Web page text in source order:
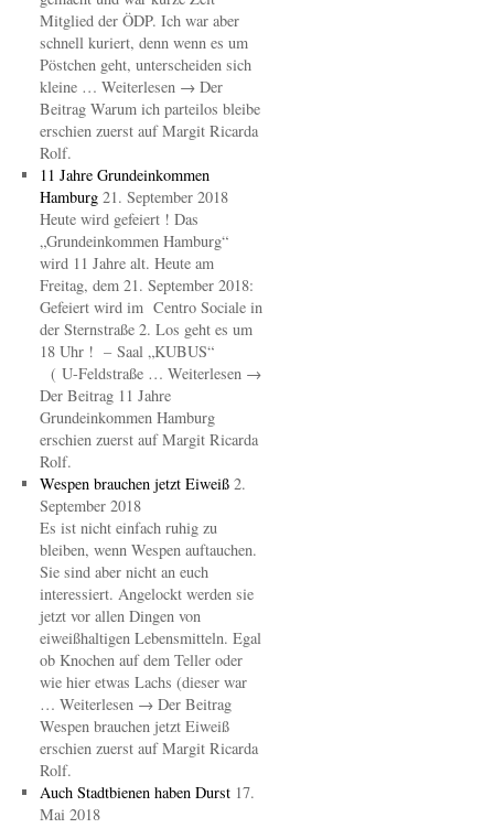
Mitglied der ÖDP. Ich war aber
schnell kuriert, denn wenn es um
Pöstchen geht, unterscheiden sich
kleine … Weiterlesen → Der
Beitrag Warum ich parteilos bleibe
erschien zuerst auf Margit Ricarda
Rolf.
11 Jahre Grundeinkommen
Hamburg 21. September 2018
Heute wird gefeiert ! Das
„Grundeinkommen Hamburg“
wird 11 Jahre alt. Heute am
Freitag, dem 21. September 2018:
Gefeiert wird im Centro Sociale in
der Sternstraße 2. Los geht es um
18 Uhr ! – Saal „KUBUS“
( U-Feldstraße … Weiterlesen →
Der Beitrag 11 Jahre
Grundeinkommen Hamburg
erschien zuerst auf Margit Ricarda
Rolf.
Wespen brauchen jetzt Eiweiß 2.
September 2018
Es ist nicht einfach ruhig zu
bleiben, wenn Wespen auftauchen.
Sie sind aber nicht an euch
interessiert. Angelockt werden sie
jetzt vor allen Dingen von
eiweißhaltigen Lebensmitteln. Egal
ob Knochen auf dem Teller oder
wie hier etwas Lachs (dieser war
… Weiterlesen → Der Beitrag
Wespen brauchen jetzt Eiweiß
erschien zuerst auf Margit Ricarda
Rolf.
Auch Stadtbienen haben Durst 17.
Mai 2018